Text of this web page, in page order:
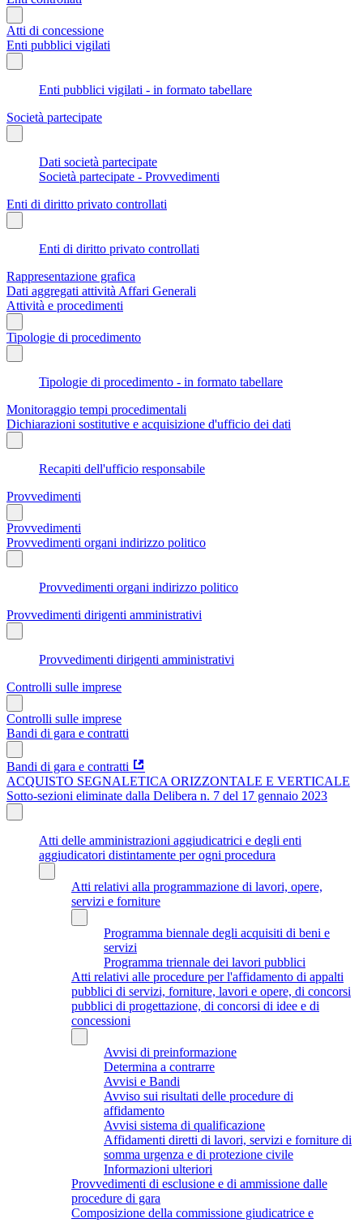
Atti di concessione
Enti pubblici vigilati
Enti pubblici vigilati - in formato tabellare
Società partecipate
Dati società partecipate
Società partecipate - Provvedimenti
Enti di diritto privato controllati
Enti di diritto privato controllati
Rappresentazione grafica
Dati aggregati attività Affari Generali
Attività e procedimenti
Tipologie di procedimento
Tipologie di procedimento - in formato tabellare
Monitoraggio tempi procedimentali
Dichiarazioni sostitutive e acquisizione d'ufficio dei dati
Recapiti dell'ufficio responsabile
Provvedimenti
Provvedimenti
Provvedimenti organi indirizzo politico
Provvedimenti organi indirizzo politico
Provvedimenti dirigenti amministrativi
Provvedimenti dirigenti amministrativi
Controlli sulle imprese
Controlli sulle imprese
Bandi di gara e contratti
Bandi di gara e contratti
ACQUISTO SEGNALETICA ORIZZONTALE E VERTICALE
Sotto-sezioni eliminate dalla Delibera n. 7 del 17 gennaio 2023
Atti delle amministrazioni aggiudicatrici e degli enti
aggiudicatori distintamente per ogni procedura
Atti relativi alla programmazione di lavori, opere,
servizi e forniture
Programma biennale degli acquisiti di beni e
servizi
Programma triennale dei lavori pubblici
Atti relativi alle procedure per l'affidamento di appalti
pubblici di servizi, forniture, lavori e opere, di concorsi
pubblici di progettazione, di concorsi di idee e di
concessioni
Avvisi di preinformazione
Determina a contrarre
Avvisi e Bandi
Avviso sui risultati delle procedure di
affidamento
Avvisi sistema di qualificazione
Affidamenti diretti di lavori, servizi e forniture di
somma urgenza e di protezione civile
Informazioni ulteriori
Provvedimenti di esclusione e di ammissione dalle
procedure di gara
Composizione della commissione giudicatrice e